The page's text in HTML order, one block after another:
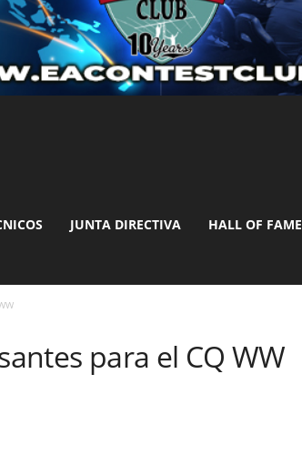
JUNTA DIRECTIVA HALL OF FAME
para el CQ WW